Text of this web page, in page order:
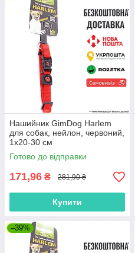
Нашийник GimDog Harlem
для собак, нейлон, червоний,
1х20-30 см
Готово до відправки
171,96 ₴ 281,90 ₴
Купити
–39%